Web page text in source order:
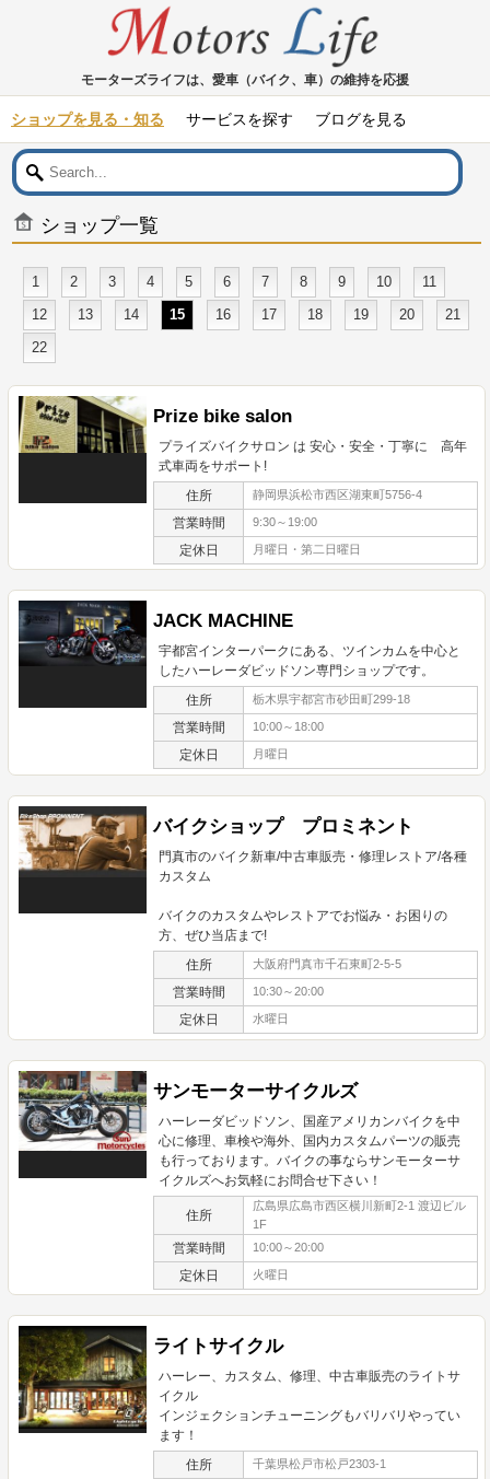
モーターズライフは、愛車（バイク、車）の維持を応援
ショップを見る・知る サービスを探す ブログを見る
ショップ一覧
1 2 3 4 5 6 7 8 9 10
11
12
13 14 15 16 17 18 19 20
21
22
Prize bike salon
プライズバイクサロン は 安心・安全・丁寧に 高年
式車両をサポート!
住所 静岡県浜松市西区湖東町5756-4
営業時間 9:30～19:00
定休日 月曜日・第二日曜日
JACK MACHINE
宇都宮インターパークにある、ツインカムを中心と
したハーレーダビッドソン専門ショップです。
住所 栃木県宇都宮市砂田町299-18
営業時間 10:00～18:00
定休日 月曜日
バイクショップ プロミネント
門真市のバイク新車/中古車販売・修理レストア/各種
カスタム
バイクのカスタムやレストアでお悩み・お困りの
方、ぜひ当店まで!
住所 大阪府門真市千石東町2-5-5
営業時間 10:30～20:00
定休日 水曜日
サンモーターサイクルズ
ハーレーダビッドソン、国産アメリカンバイクを中
心に修理、車検や海外、国内カスタムパーツの販売
も行っております。バイクの事ならサンモーターサ
イクルズへお気軽にお問合せ下さい！
住所
広島県広島市西区横川新町2-1 渡辺ビル
1F
営業時間 10:00～20:00
定休日 火曜日
ライトサイクル
ハーレー、カスタム、修理、中古車販売のライトサ
イクル
インジェクションチューニングもバリバリやってい
ます！
住所 千葉県松戸市松戸2303-1